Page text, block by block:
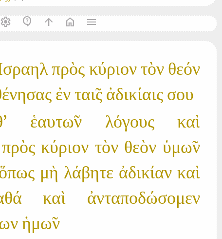
settings contact_support arrow_upward home menu
πρὸς κύριον τὸν θεόν
ἐν ται̃ς ἀδικίαις σου
ἑαυτω̃ν λόγους καὶ
κύριον τὸν θεὸν ὑμω̃ν
μὴ λάβητε ἀδικίαν καὶ
καὶ ἀνταποδώσομεν
ἡμω̃ν